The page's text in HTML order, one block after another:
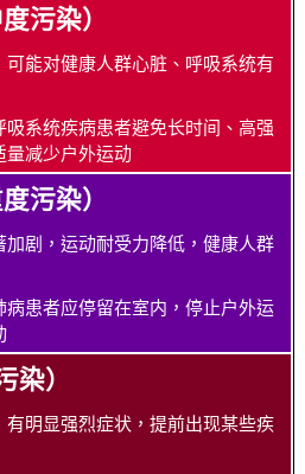
污染）
能对健康人群心脏、呼吸系统有
系统疾病患者避免长时间、高强
量减少户外运动
污染）
剧，运动耐受力降低，健康人群
患者应停留在室内，停止户外运
）
明显强烈症状，提前出现某些疾